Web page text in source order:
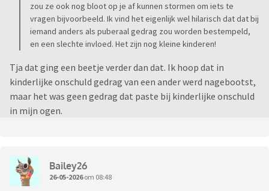
zou ze ook nog bloot op je af kunnen stormen om iets te
vragen bijvoorbeeld. Ik vind het eigenlijk wel hilarisch dat dat bij
iemand anders als puberaal gedrag zou worden bestempeld,
en een slechte invloed. Het zijn nog kleine kinderen!
Tja dat ging een beetje verder dan dat. Ik hoop dat in
kinderlijke onschuld gedrag van een ander werd nagebootst,
maar het was geen gedrag dat paste bij kinderlijke onschuld
in mijn ogen.
Bailey26
26-05-2026om 08:48